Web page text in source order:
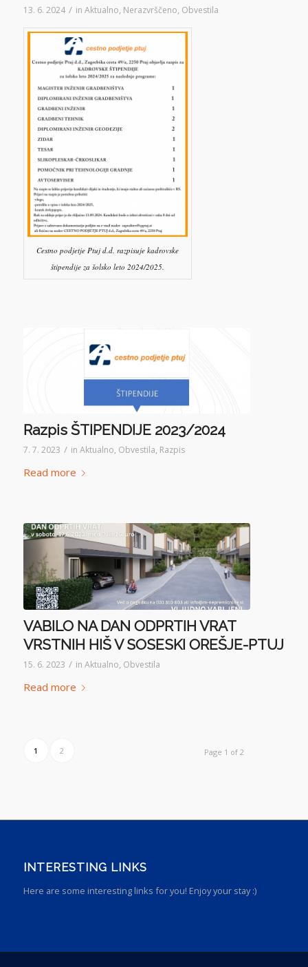
13. 6. 2024 / in Aktualno, Nerazvrščeno, Obvestila
Cestno podjetje Ptuj d.d. razpisuje kadrovske
štipendije za šolsko leto 2024/2025.
Razpis ŠTIPENDIJE 2023/2024
7. 7. 2023 / in Aktualno, Obvestila, Razpis
Read more
VABILO NA DAN ODPRTIH VRAT
VRSTNIH HIŠ V SOSESKI OREŠJE-PTUJ
15. 6. 2023 / in Aktualno, Obvestila
Read more
Page 1 of 2
1 2
INTERESTING LINKS
Here are some interesting links for you! Enjoy your stay :)